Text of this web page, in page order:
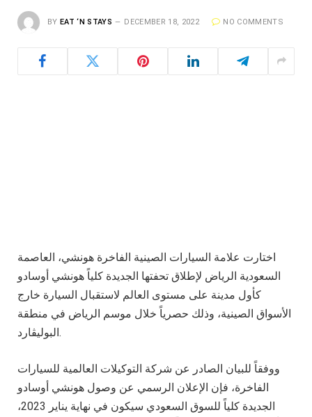
BY EAT ‘N STAYS DECEMBER 18, 2022 NO COMMENTS
اختارت علامة السيارات الصينية الفاخرة هونشي، العاصمة
السعودية الرياض لإطلاق تحفتها الجديدة كلياً هونشي أوسادو
كأول مدينة على مستوى العالم لاستقبال السيارة خارج
الأسواق الصينية، وذلك حصرياً خلال موسم الرياض في منطقة
البوليڤارد.
ووفقاً للبيان الصادر عن شركة التوكيلات العالمية للسيارات
الفاخرة، فإن الإعلان الرسمي عن وصول هونشي أوسادو
الجديدة كلياً للسوق السعودي سيكون في نهاية يناير 2023،